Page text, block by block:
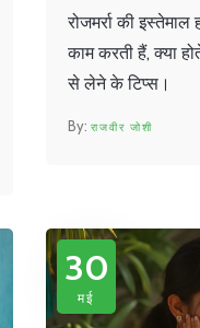
रोजमर्रा की
काम करती हैं, क्या
से लेने के टिप्स।
राजवीर जोशी
30
मई